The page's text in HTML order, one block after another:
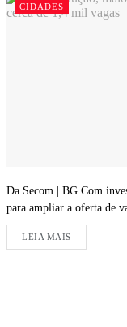
CIDADES
Da Secom | BG Com
para ampliar a oferta de
LEIA MAIS